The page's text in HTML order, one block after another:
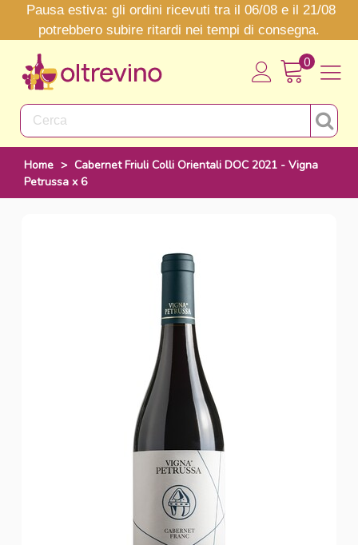
Pausa estiva: gli ordini ricevuti tra il 06/08 e il 21/08
potrebbero subire ritardi nei tempi di consegna.
0
Home > Cabernet Friuli Colli Orientali DOC 2021 - Vigna
Petrussa x 6